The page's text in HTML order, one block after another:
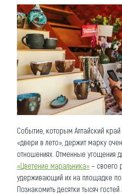
Что привезти
О регионе
Коллекция
Другие рубрики
Событие, которым Алтайский край
«двери в лето», держит марку
отношениях. Отменные угощения
«Цветение маральника» – своего
удерживающий их на площадке по
Познакомить десятки тысяч